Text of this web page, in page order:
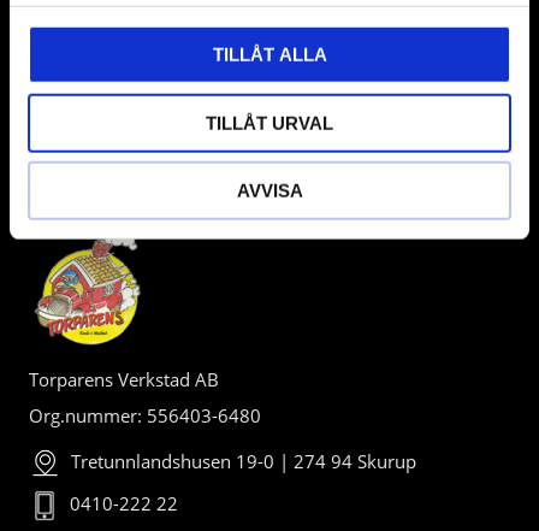
TILLÅT ALLA
TILLÅT URVAL
AVVISA
Torparens Verkstad AB
Org.nummer: 556403-6480
Tretunnlandshusen 19-0 | 274 94 Skurup
0410-222 22